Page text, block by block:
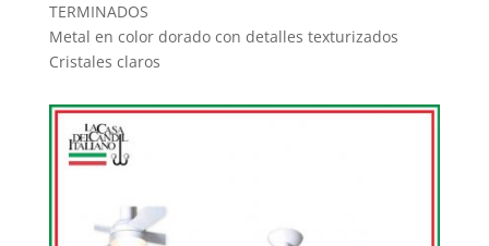
TERMINADOS
Metal en color dorado con detalles texturizados
Cristales claros